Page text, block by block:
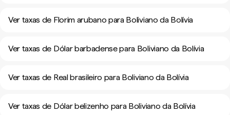
Ver taxas de Florim arubano para Boliviano da Bolívia
Ver taxas de Dólar barbadense para Boliviano da Bolívia
Ver taxas de Real brasileiro para Boliviano da Bolívia
Ver taxas de Dólar belizenho para Boliviano da Bolívia